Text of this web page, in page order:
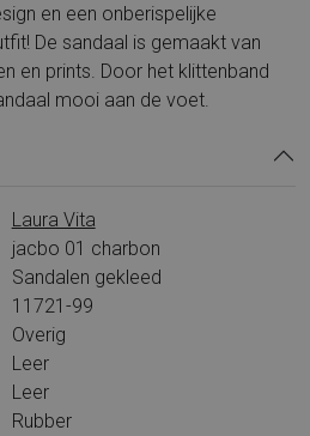
en een onberispelijke
De sandaal is gemaakt van
en prints. Door het klittenband
mooi aan de voet.
Laura Vita
jacbo 01 charbon
Sandalen gekleed
11721-99
Overig
Leer
Leer
Rubber